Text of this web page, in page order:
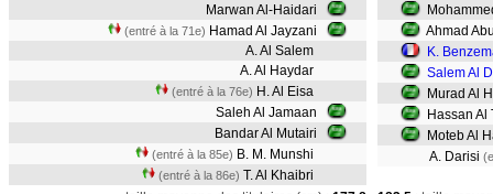
Marwan Al-Haidari
(entré à la 71e) Hamad Al Jayzani
A. Al Salem
A. Al Haydar
(entré à la 76e) H. Al Eisa
Saleh Al Jamaan
Bandar Al Mutairi
(entré à la 85e) B. M. Munshi
(entré à la 86e) T. Al Khaibri
Ahmad
K.
Salem Al
Murad Al
Hassan Al
Moteb Al
A. Darisi